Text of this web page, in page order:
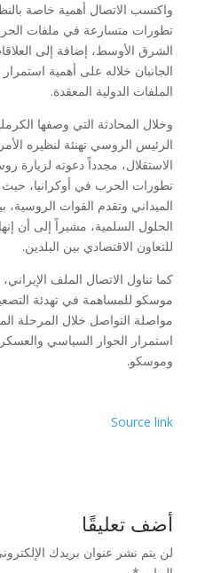
واكتسب الاتصال أهمية خاصة
تطورات متسارعة في ملفات
الشرق الأوسط، إضافة إلى
الجانبان خلاله على أهمية
الملفات الدولية المعقدة.
وخلال المحادثة التي وصفها
الرئيس الروسي تهنئة لنظيره
الاستقلال، مجدداً دعوته لزيارة
تطورات الحرب في أوكرانيا،
الميداني وتقدم القوات الروسية،
الحلول السلمية، مشيراً إلى أن
للتعاون الاقتصادي بين البلدين.
كما تناول الاتصال الملف
موسكو للمساهمة في تهدئة
مواصلة التواصل خلال المرحلة
استمرار الحوار السياسي
وموسكو.
Source link
أضف تعليقًا
لن يتم نشر عنوان بريدك